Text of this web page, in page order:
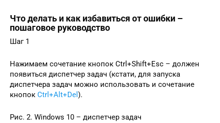
Что делать и как избавиться от ошибки –
пошаговое руководство
Шаг 1
Нажимаем сочетание кнопок Ctrl+Shift+Esc – должен
появиться диспетчер задач (кстати, для запуска
диспетчера задач можно использовать и сочетание
кнопок Ctrl+Alt+Del ).
Рис. 2. Windows 10 – диспетчер задач